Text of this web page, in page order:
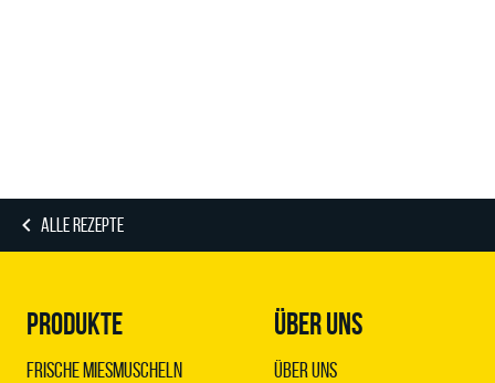
ALLE REZEPTE
PRODUKTE
Frische Miesmuscheln
ÜBER UNS
Über uns